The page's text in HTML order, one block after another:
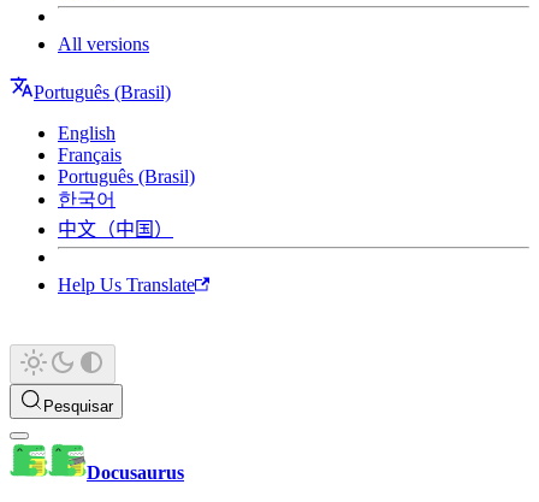
All versions
Português (Brasil)
English
Français
Português (Brasil)
한국어
中文（中国）
Help Us Translate
Pesquisar
Docusaurus